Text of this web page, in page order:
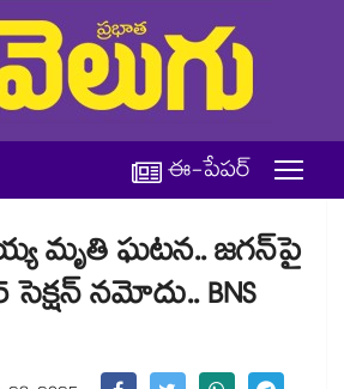
ఈ-పేపర్
మృతి ఘటన.. జగన్⁬పై
నమోదు.. BNS